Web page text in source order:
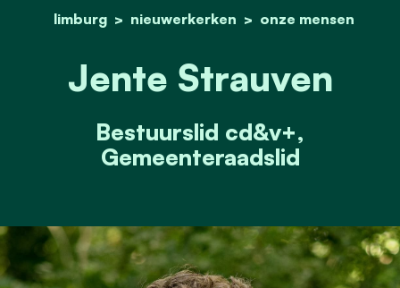
home
limburg nieuwerkerken onze mensen
jente strauven
Jente Strauven
Bestuurslid cd&v+,
Gemeenteraadslid